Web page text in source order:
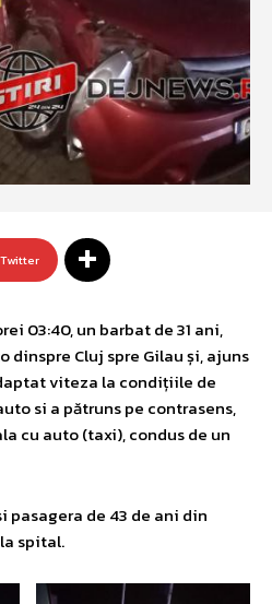
Twitter
03:40, un barbat de 31 ani,
dinspre Cluj spre Gilau și, ajuns
viteza la condițiile de
si a pătruns pe contrasens,
cu auto (taxi), condus de un
pasagera de 43 de ani din
spital.